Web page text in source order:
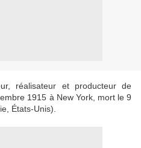
réalisateur et producteur de
1915 à New York, mort le 9
États-Unis).